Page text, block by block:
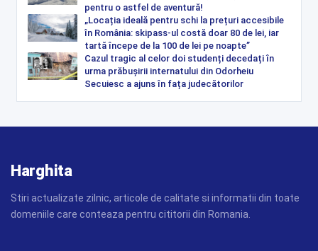
pentru o astfel de aventură!
„Locația ideală pentru schi la prețuri accesibile
în România: skipass-ul costă doar 80 de lei, iar
tartă începe de la 100 de lei pe noapte”
Cazul tragic al celor doi studenți decedați în
urma prăbușirii internatului din Odorheiu
Secuiesc a ajuns în fața judecătorilor
Harghita
Stiri actualizate zilnic, articole de calitate si informatii din toate
domeniile care conteaza pentru cititorii din Romania.